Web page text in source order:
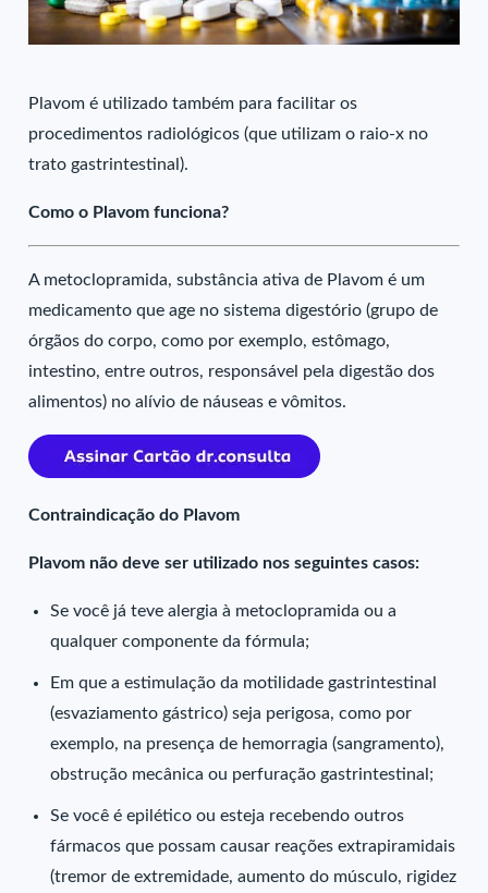
Plavom é utilizado também para facilitar os
procedimentos radiológicos (que utilizam o raio-x no
trato gastrintestinal).
Como o Plavom funciona?
A metoclopramida, substância ativa de Plavom é um
medicamento que age no sistema digestório (grupo de
órgãos do corpo, como por exemplo, estômago,
intestino, entre outros, responsável pela digestão dos
alimentos) no alívio de náuseas e vômitos.
Contraindicação do Plavom
Plavom não deve ser utilizado nos seguintes casos:
Se você já teve alergia à metoclopramida ou a
qualquer componente da fórmula;
Em que a estimulação da motilidade gastrintestinal
(esvaziamento gástrico) seja perigosa, como por
exemplo, na presença de hemorragia (sangramento),
obstrução mecânica ou perfuração gastrintestinal;
Se você é epilético ou esteja recebendo outros
fármacos que possam causar reações extrapiramidais
(tremor de extremidade, aumento do músculo, rigidez